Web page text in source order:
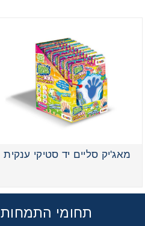
מאג'יק סליים יד סטיקי ענקית
תחומי התמחות